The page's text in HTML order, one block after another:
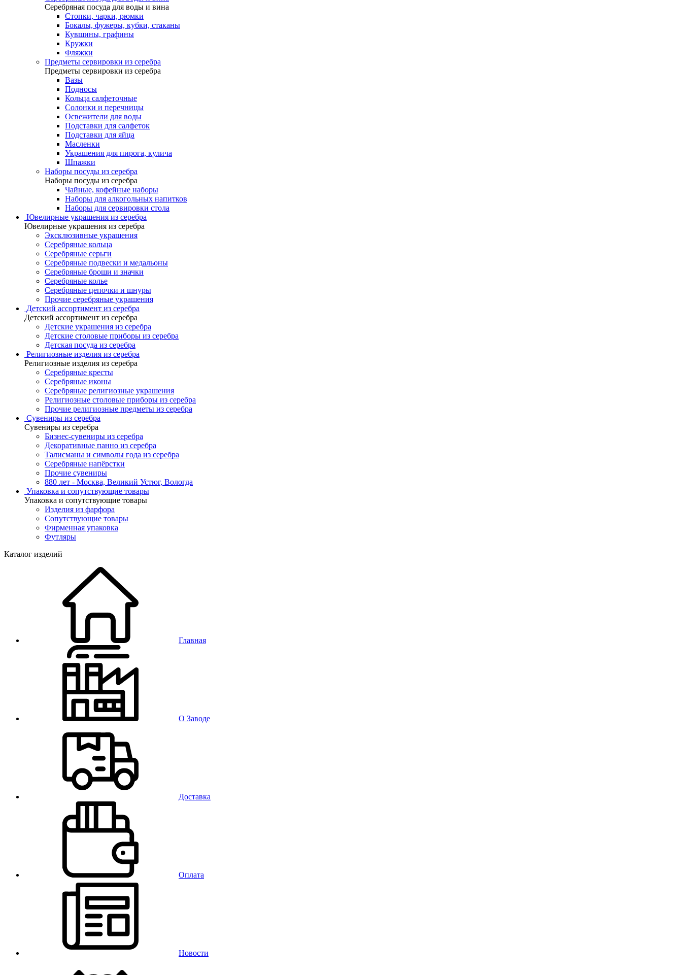
Серебряная посуда для воды и вина
Стопки, чарки, рюмки
Бокалы, фужеры, кубки, стаканы
Кувшины, графины
Кружки
Фляжки
Предметы сервировки из серебра
Предметы сервировки из серебра
Вазы
Подносы
Кольца салфеточные
Солонки и перечницы
Освежители для воды
Подставки для салфеток
Подставки для яйца
Масленки
Украшения для пирога, кулича
Шпажки
Наборы посуды из серебра
Наборы посуды из серебра
Чайные, кофейные наборы
Наборы для алкогольных напитков
Наборы для сервировки стола
Ювелирные украшения из серебра
Ювелирные украшения из серебра
Эксклюзивные украшения
Серебряные кольца
Серебряные серьги
Серебряные подвески и медальоны
Серебряные броши и значки
Серебряные колье
Серебряные цепочки и шнуры
Прочие серебряные украшения
Детский ассортимент из серебра
Детский ассортимент из серебра
Детские украшения из серебра
Детские столовые приборы из серебра
Детская посуда из серебра
Религиозные изделия из серебра
Религиозные изделия из серебра
Серебряные кресты
Серебряные иконы
Серебряные религиозные украшения
Религиозные столовые приборы из серебра
Прочие религиозные предметы из серебра
Сувениры из серебра
Сувениры из серебра
Бизнес-сувениры из серебра
Декоративные панно из серебра
Талисманы и символы года из серебра
Серебряные напёрстки
Прочие сувениры
880 лет - Москва, Великий Устюг, Вологда
Упаковка и сопутствующие товары
Упаковка и сопутствующие товары
Изделия из фарфора
Сопутствующие товары
Фирменная упаковка
Футляры
Каталог изделий
Главная
О Заводе
Доставка
Оплата
Новости